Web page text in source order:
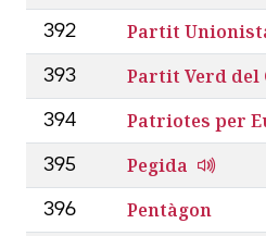
392 Partit
393 Partit Verd del
394 Patriotes per
395 Pegida
396 Pentàgon